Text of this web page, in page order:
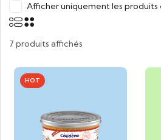
Afficher uniquement les
7 produits affichés
HOT